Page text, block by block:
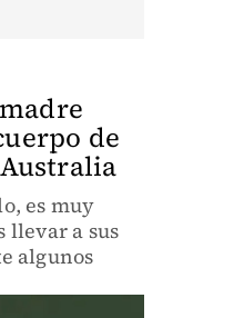
de
es muy
llevar a sus
algunos